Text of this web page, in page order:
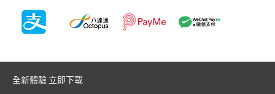
全新體驗 立即下載